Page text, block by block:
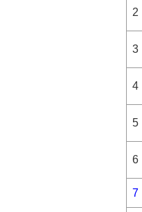
2
3
4
5
6
7